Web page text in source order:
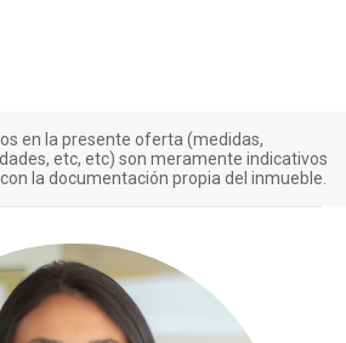
en la presente oferta (medidas,
etc, etc) son meramente indicativos
la documentación propia del inmueble.